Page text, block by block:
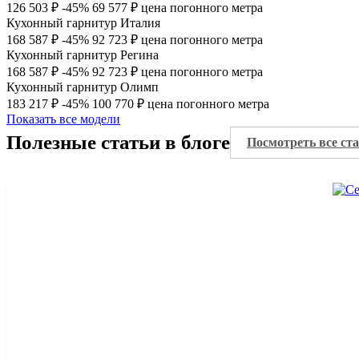
126 503 ₽ -45% 69 577 ₽ цена погонного метра
Кухонный гарнитур Италия
168 587 ₽ -45% 92 723 ₽ цена погонного метра
Кухонный гарнитур Регина
168 587 ₽ -45% 92 723 ₽ цена погонного метра
Кухонный гарнитур Олимп
183 217 ₽ -45% 100 770 ₽ цена погонного метра
Показать все модели
Полезные статьи в блоге Посмотреть все